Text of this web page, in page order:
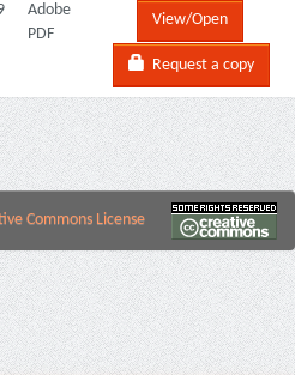
Adobe
PDF
View/Open
Request a copy
Commons License